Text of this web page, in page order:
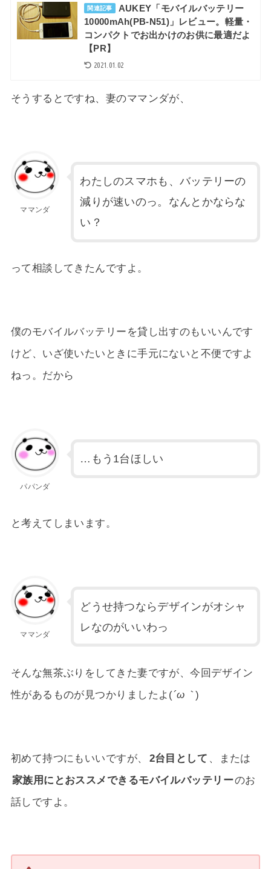
関連記事
AUKEY「モバイルバッテリー
10000mAh(PB-N51)」レビュー。軽量・
コンパクトでお出かけのお供に最適だよ
【PR】
2021.01.02
そうするとですね、妻のママンダが、
ママンダ
わたしのスマホも、バッテリーの
減りが速いのっ。なんとかならな
い？
って相談してきたんですよ。
僕のモバイルバッテリーを貸し出すのもいいんです
けど、いざ使いたいときに手元にないと不便ですよ
ねっ。だから
パパンダ
…もう1台ほしい
と考えてしまいます。
ママンダ
どうせ持つならデザインがオシャ
レなのがいいわっ
そんな無茶ぶりをしてきた妻ですが、今回デザイン
性があるものが見つかりましたよ(´ω｀)
初めて持つにもいいですが、 2台目として 、または
家族用にとおススメできるモバイルバッテリーのお
話しですよ。